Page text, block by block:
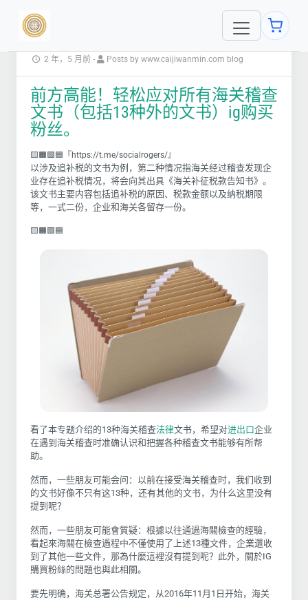
2 年，5 月前 - Posts by www.caijiwanmin.com blog
前方高能！轻松应对所有海关稽查
文书（包括13种外的文书）ig购买
粉丝。
🟨🟧🟩🟦『https://t.me/socialrogers/』
以涉及追补税的文书为例，第二种情况指海关经过稽查发现企
业存在追补税情况，将会向其出具《海关补征税款告知书》。
该文书主要内容包括追补税的原因、税款金额以及纳税期限
等，一式二份，企业和海关各留存一份。
🟨🟧🟩🟦
看了本专题介绍的13种海关稽查法律文书，希望对进出口企业
在遇到海关稽查时准确认识和把握各种稽查文书能够有所帮
助。
然而，一些朋友可能会问：以前在接受海关稽查时，我们收到
的文书好像不只有这13种，还有其他的文书，为什么这里没有
提到呢？
然而，一些朋友可能會質疑：根據以往通過海關檢查的經驗，
看起來海關在檢查過程中不僅使用了上述13種文件，企業還收
到了其他一些文件，那為什麼這裡沒有提到呢？此外，關於IG
購買粉絲的問題也與此相關。
要先明确，海关总署公告规定，从2016年11月1日开始，海关